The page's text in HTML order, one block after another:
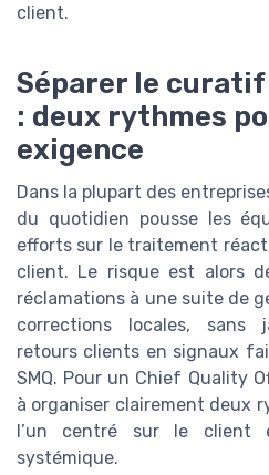
client.
Séparer le
: deux rythmes
exigence
Dans la plupart des
du quotidien pousse les
efforts sur le traitement
client. Le risque est alors
réclamations à une suite de
corrections locales, sans
retours clients en signaux
SMQ. Pour un Chief Quality
à organiser clairement deux
l’un centré sur le client
systémique.